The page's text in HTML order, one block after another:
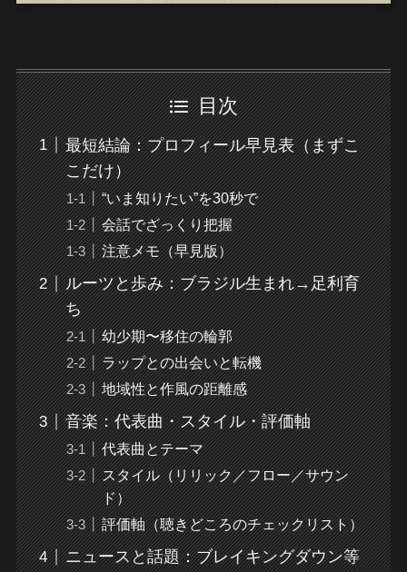
目次
最短結論：プロフィール早見表（まずこ
こだけ）
“いま知りたい”を30秒で
会話でざっくり把握
注意メモ（早見版）
ルーツと歩み：ブラジル生まれ→足利育
ち
幼少期〜移住の輪郭
ラップとの出会いと転機
地域性と作風の距離感
音楽：代表曲・スタイル・評価軸
代表曲とテーマ
スタイル（リリック／フロー／サウン
ド）
評価軸（聴きどころのチェックリスト）
ニュースと話題：ブレイキングダウン等